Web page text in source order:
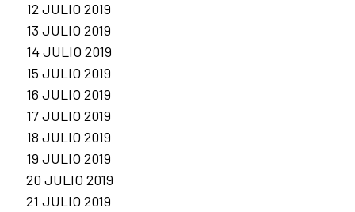
12 JULIO 2019
13 JULIO 2019
14 JULIO 2019
15 JULIO 2019
16 JULIO 2019
17 JULIO 2019
18 JULIO 2019
19 JULIO 2019
20 JULIO 2019
21 JULIO 2019